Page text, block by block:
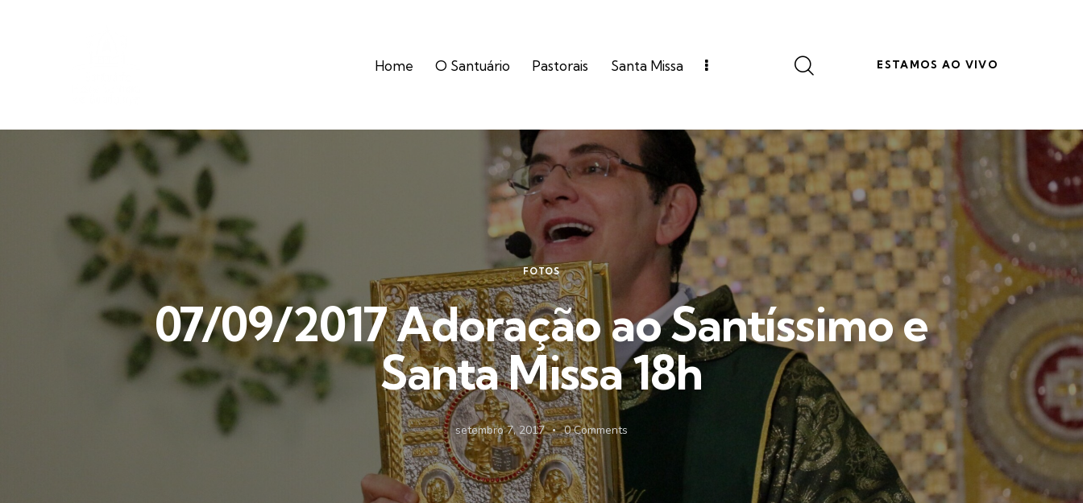
Home O Santuário Pastorais Santa Missa ESTAMOS AO VIVO
FOTOS
07/09/2017 Adoração ao Santíssimo e
Santa Missa 18h
setembro 7, 2017 0 Comments